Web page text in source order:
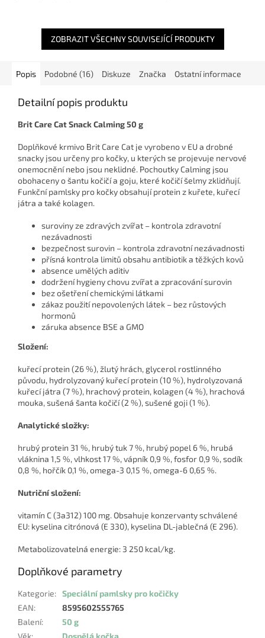
žvýkací...
ZOBRAZIT VŠECHNY SOUVISEJÍCÍ PRODUKTY
Popis Podobné (16) Diskuze Značka Ostatní informace
Detailní popis produktu
Brit Care Cat Snack Calming 50 g
Doplňkové krmivo Brit Care Cat je vyrobeno v EU a drobné
snacky jsou určeny pro kočky, u kterých se projevuje nervové
onemocnění nebo jsou neklidné. Pochoutky Calming jsou
obohaceny o šantu kočičí a goju, které kočičí šelmy zklidňují.
Funkční pamlsky pro kočky obsahují protein z kuřete, kuřecí
játra a také kolagen.
suroviny ze zdravých zvířat – kontrola zdravotní
nezávadnosti
bezpečnost surovin – kontrola zdravotní nezávadnosti
přísná kontrola limitů obsahu antibiotik a těžkých kovů
absence umělých aditiv
dodržení hygieny chovu zvířat a zpracování surovin
bez ošetření chemickými látkami
zákaz použití nepovolených látek – bez růstových
hormonů
záruka absence BSE a GMO
Složení:
kuřecí protein (26 %), žlutý hrách, glycerol rostlinného
původu, hydrolyzovaný kuřecí protein (10 %), hydrolyzovaná
kuřecí játra (7 %), hrachový protein, kolagen (4 %), hrachová
mouka, sušená šanta kočičí (2 %), sušené goji (1 %).
Analytické složky:
hrubý protein 31 %, hrubý tuk 7 %, hrubý popel 6 %, hrubá
vláknina 1,5 %, vlhkost 17 %, vápník 0,9 %, fosfor 0,9 %, sodík
0,8 %, hořčík 0,1 %, omega-3 0,15 %, omega-6 0,65 %.
Nutriční složení:
vitamín C (3a312) 100 mg. Obsahuje konzervanty schválené
EU: kyselina citrónová (E 330), kyselina DL-jablečná (E 296).
Metabolizovatelná energie: 3 250 kcal/kg.
Doplňkové parametry
Kategorie: Speciální pamlsky pro kočičky
EAN:
8595602555765
Balení:
50 g
Věk: Dospělá kočka